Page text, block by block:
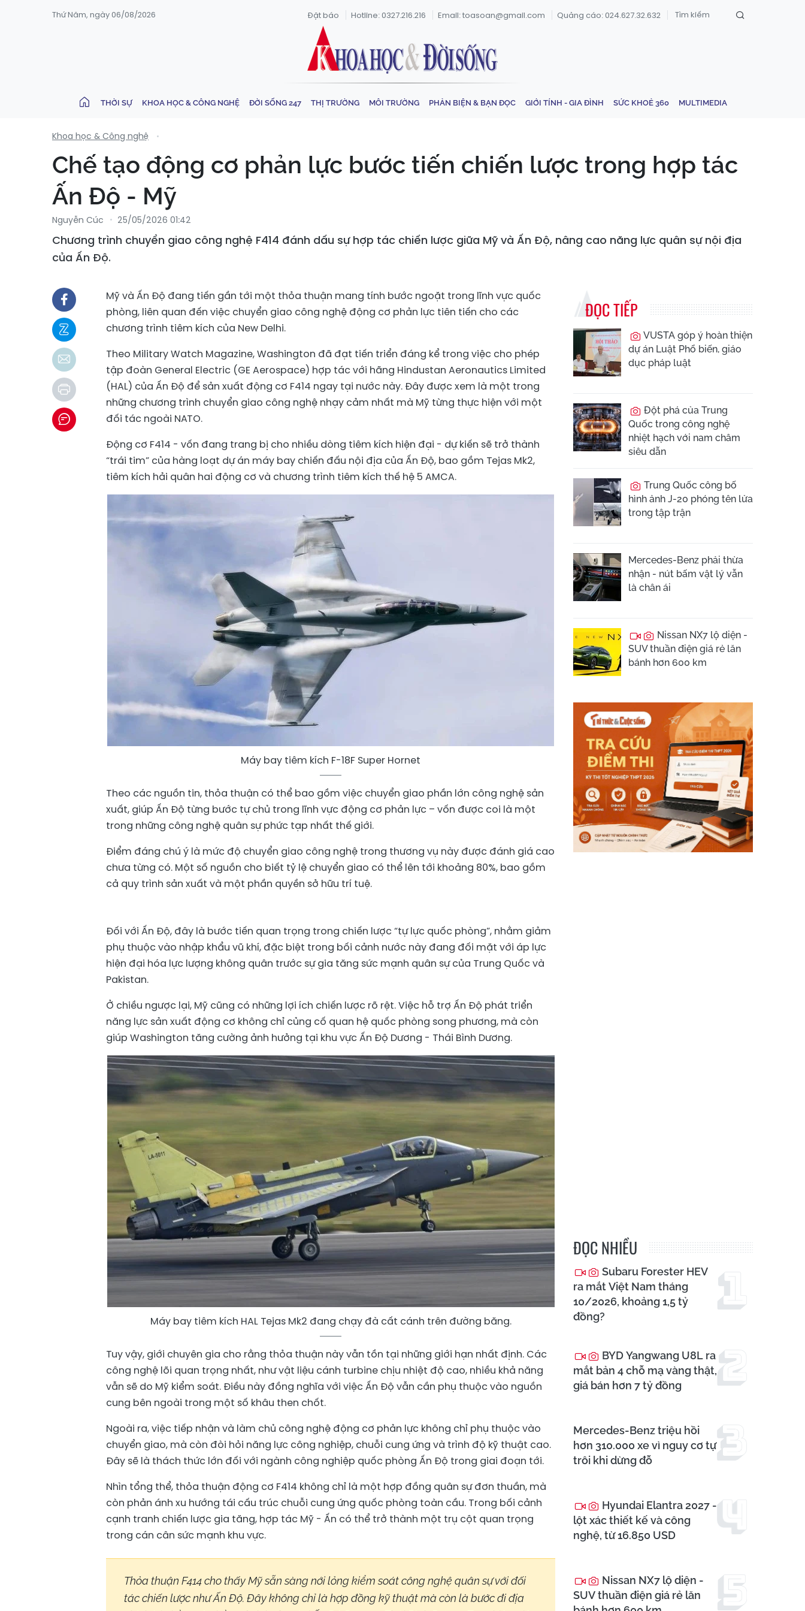
Thứ Năm, ngày 06/08/2026 Đặt báo Hotline: 0327.216.216 Email: toasoan@gmail.com Quảng cáo: 024.627.32.632
THỜI SỰ KHOA HỌC & CÔNG NGHỆ ĐỜI SỐNG 247 THỊ TRƯỜNG MÔI TRƯỜNG PHẢN BIỆN & BẠN ĐỌC GIỚI TÍNH - GIA ĐÌNH SỨC KHOẺ 360 MULTIMEDIA
Khoa học & Công nghệ
Chế tạo động cơ phản lực bước tiến chiến lược trong hợp tác
Ấn Độ - Mỹ
Nguyễn Cúc 25/05/2026 01:42
Chương trình chuyển giao công nghệ F414 đánh dấu sự hợp tác chiến lược giữa Mỹ và Ấn Độ, nâng cao năng lực quân sự nội địa
của Ấn Độ.
Mỹ và Ấn Độ đang tiến gần tới một thỏa thuận mang tính bước ngoặt trong lĩnh vực quốc
phòng, liên quan đến việc chuyển giao công nghệ động cơ phản lực tiên tiến cho các
chương trình tiêm kích của New Delhi.
Theo Military Watch Magazine, Washington đã đạt tiến triển đáng kể trong việc cho phép
tập đoàn General Electric (GE Aerospace) hợp tác với hãng Hindustan Aeronautics Limited
(HAL) của Ấn Độ để sản xuất động cơ F414 ngay tại nước này. Đây được xem là một trong
những chương trình chuyển giao công nghệ nhạy cảm nhất mà Mỹ từng thực hiện với một
đối tác ngoài NATO.
Động cơ F414 - vốn đang trang bị cho nhiều dòng tiêm kích hiện đại - dự kiến sẽ trở thành
“trái tim” của hàng loạt dự án máy bay chiến đấu nội địa của Ấn Độ, bao gồm Tejas Mk2,
tiêm kích hải quân hai động cơ và chương trình tiêm kích thế hệ 5 AMCA.
Máy bay tiêm kích F-18F Super Hornet
Theo các nguồn tin, thỏa thuận có thể bao gồm việc chuyển giao phần lớn công nghệ sản
xuất, giúp Ấn Độ từng bước tự chủ trong lĩnh vực động cơ phản lực – vốn được coi là một
trong những công nghệ quân sự phức tạp nhất thế giới.
Điểm đáng chú ý là mức độ chuyển giao công nghệ trong thương vụ này được đánh giá cao
chưa từng có. Một số nguồn cho biết tỷ lệ chuyển giao có thể lên tới khoảng 80%, bao gồm
cả quy trình sản xuất và một phần quyền sở hữu trí tuệ.
Đối với Ấn Độ, đây là bước tiến quan trọng trong chiến lược “tự lực quốc phòng”, nhằm giảm
phụ thuộc vào nhập khẩu vũ khí, đặc biệt trong bối cảnh nước này đang đối mặt với áp lực
hiện đại hóa lực lượng không quân trước sự gia tăng sức mạnh quân sự của Trung Quốc và
Pakistan.
Ở chiều ngược lại, Mỹ cũng có những lợi ích chiến lược rõ rệt. Việc hỗ trợ Ấn Độ phát triển
năng lực sản xuất động cơ không chỉ củng cố quan hệ quốc phòng song phương, mà còn
giúp Washington tăng cường ảnh hưởng tại khu vực Ấn Độ Dương - Thái Bình Dương.
Máy bay tiêm kích HAL Tejas Mk2 đang chạy đà cất cánh trên đường băng.
Tuy vậy, giới chuyên gia cho rằng thỏa thuận này vẫn tồn tại những giới hạn nhất định. Các
công nghệ lõi quan trọng nhất, như vật liệu cánh turbine chịu nhiệt độ cao, nhiều khả năng
vẫn sẽ do Mỹ kiểm soát. Điều này đồng nghĩa với việc Ấn Độ vẫn cần phụ thuộc vào nguồn
cung bên ngoài trong một số khâu then chốt.
Ngoài ra, việc tiếp nhận và làm chủ công nghệ động cơ phản lực không chỉ phụ thuộc vào
chuyển giao, mà còn đòi hỏi năng lực công nghiệp, chuỗi cung ứng và trình độ kỹ thuật cao.
Đây sẽ là thách thức lớn đối với ngành công nghiệp quốc phòng Ấn Độ trong giai đoạn tới.
Nhìn tổng thể, thỏa thuận động cơ F414 không chỉ là một hợp đồng quân sự đơn thuần, mà
còn phản ánh xu hướng tái cấu trúc chuỗi cung ứng quốc phòng toàn cầu. Trong bối cảnh
cạnh tranh chiến lược gia tăng, hợp tác Mỹ - Ấn có thể trở thành một trụ cột quan trọng
trong cán cân sức mạnh khu vực.
Thỏa thuận F414 cho thấy Mỹ sẵn sàng nới lỏng kiểm soát công nghệ quân sự với đối
tác chiến lược như Ấn Độ. Đây không chỉ là hợp đồng kỹ thuật mà còn là bước đi địa
ĐỌC TIẾP
VUSTA góp ý hoàn thiện
dự án Luật Phổ biến, giáo
dục pháp luật
Đột phá của Trung
Quốc trong công nghệ
nhiệt hạch với nam châm
siêu dẫn
Trung Quốc công bố
hình ảnh J-20 phóng tên lửa
trong tập trận
Mercedes-Benz phải thừa
nhận - nút bấm vật lý vẫn
là chân ái
Nissan NX7 lộ diện -
SUV thuần điện giá rẻ lăn
bánh hơn 600 km
ĐỌC NHIỀU
Subaru Forester HEV
ra mắt Việt Nam tháng
10/2026, khoảng 1,5 tỷ
đồng?
BYD Yangwang U8L ra
mắt bản 4 chỗ mạ vàng thật,
giá bán hơn 7 tỷ đồng
Mercedes-Benz triệu hồi
hơn 310.000 xe vì nguy cơ tự
trôi khi dừng đỗ
Hyundai Elantra 2027 -
lột xác thiết kế và công
nghệ, từ 16.850 USD
Nissan NX7 lộ diện -
SUV thuần điện giá rẻ lăn